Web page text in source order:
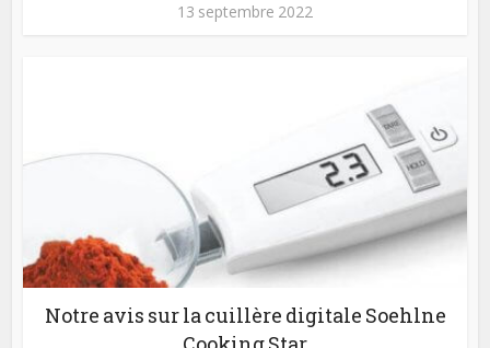
13 septembre 2022
Notre avis sur la cuillère digitale Soehlne